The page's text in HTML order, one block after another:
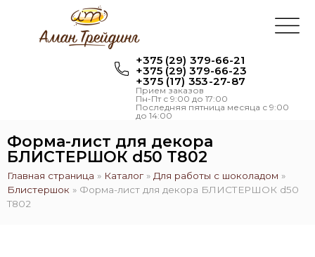
+375 (29) 379-66-21
+375 (29) 379-66-23
+375 (17) 353-27-87
Прием заказов
Пн-Пт с 9:00 до 17:00
Последняя пятница месяца с 9:00
до 14:00
Форма-лист для декора
БЛИСТЕРШОК d50 T802
Главная страница » Каталог » Для работы с шоколадом »
Блистершок » Форма-лист для декора БЛИСТЕРШОК d50
T802